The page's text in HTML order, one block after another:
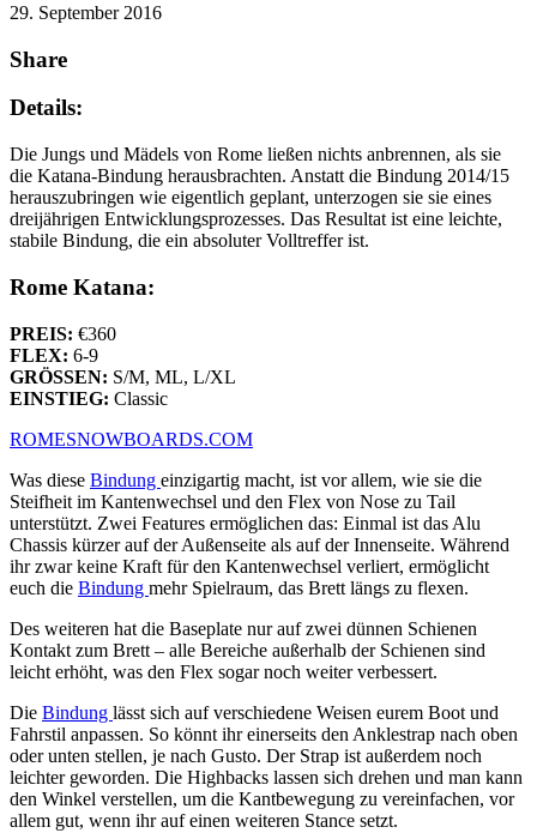
29. September 2016
Share
Details:
Die Jungs und Mädels von Rome ließen nichts anbrennen, als sie
die Katana-Bindung herausbrachten. Anstatt die Bindung 2014/15
herauszubringen wie eigentlich geplant, unterzogen sie sie eines
dreijährigen Entwicklungsprozesses. Das Resultat ist eine leichte,
stabile Bindung, die ein absoluter Volltreffer ist.
Rome Katana:
PREIS: €360
FLEX: 6-9
GRÖSSEN: S/M, ML, L/XL
EINSTIEG: Classic
ROMESNOWBOARDS.COM
Was diese Bindung einzigartig macht, ist vor allem, wie sie die
Steifheit im Kantenwechsel und den Flex von Nose zu Tail
unterstützt. Zwei Features ermöglichen das: Einmal ist das Alu
Chassis kürzer auf der Außenseite als auf der Innenseite. Während
ihr zwar keine Kraft für den Kantenwechsel verliert, ermöglicht
euch die Bindung mehr Spielraum, das Brett längs zu flexen.
Des weiteren hat die Baseplate nur auf zwei dünnen Schienen
Kontakt zum Brett – alle Bereiche außerhalb der Schienen sind
leicht erhöht, was den Flex sogar noch weiter verbessert.
Die Bindung lässt sich auf verschiedene Weisen eurem Boot und
Fahrstil anpassen. So könnt ihr einerseits den Anklestrap nach oben
oder unten stellen, je nach Gusto. Der Strap ist außerdem noch
leichter geworden. Die Highbacks lassen sich drehen und man kann
den Winkel verstellen, um die Kantbewegung zu vereinfachen, vor
allem gut, wenn ihr auf einen weiteren Stance setzt.